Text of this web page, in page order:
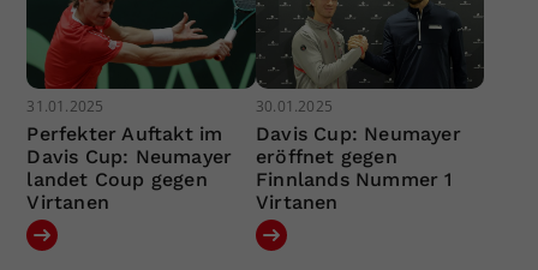
31.01.2025
Perfekter Auftakt im
Davis Cup: Neumayer
landet Coup gegen
Virtanen
30.01.2025
Davis Cup: Neumayer
eröffnet gegen
Finnlands Nummer 1
Virtanen